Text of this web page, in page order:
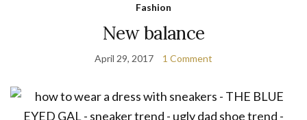
Fashion
New balance
April 29, 2017 1 Comment